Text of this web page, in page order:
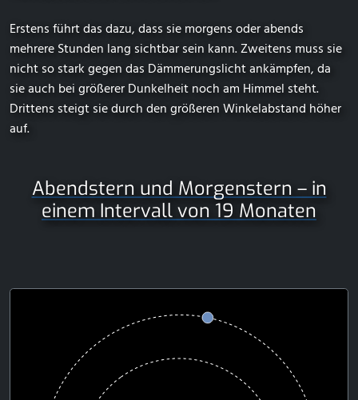
Erstens führt das dazu, dass sie morgens oder abends
mehrere Stunden lang sichtbar sein kann. Zweitens muss sie
nicht so stark gegen das Dämmerungslicht ankämpfen, da
sie auch bei größerer Dunkelheit noch am Himmel steht.
Drittens steigt sie durch den größeren Winkelabstand höher
auf.
Abendstern und Morgenstern – in
einem Intervall von 19 Monaten